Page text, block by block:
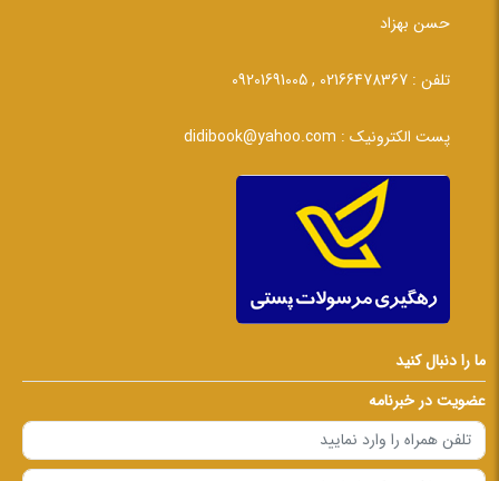
حسن بهزاد
تلفن : 02166478367 , 09201691005
پست الکترونیک : didibook@yahoo.com
ما را دنبال کنید
عضویت در خبرنامه